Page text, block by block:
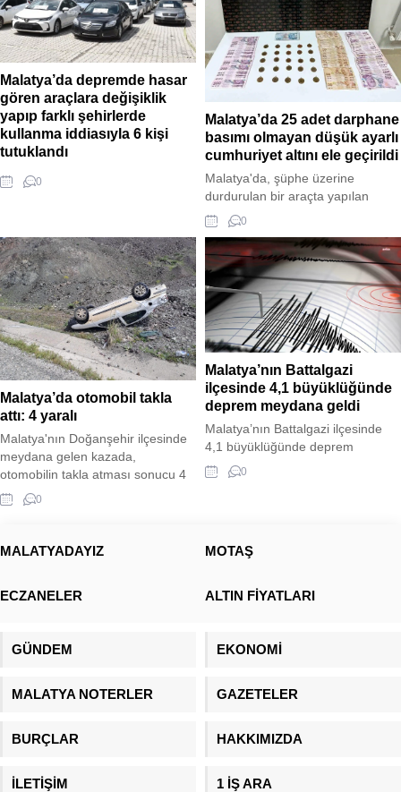
araştırılması talep edildi.
Malatya’da depremde hasar
gören araçlara değişiklik
yapıp farklı şehirlerde
kullanma iddiasıyla 6 kişi
tutuklandı
Malatya'da 6 Şubat depremlerinde
ağır hasar alan araçların motor ve
iddiasıyla gözaltına alınan 12
şüpheliden 6'sı tutuklandı.
Operasyonda, 267 araçtan 47'sine
değişiklik yapıldığı tespit edilmişti.
0
Malatya’da 25 adet darphane
basımı olmayan düşük ayarlı
cumhuriyet altını ele geçirildi
Malatya'da, şüphe üzerine
durdurulan bir araçta yapılan
aramada 25 adet darphane
basımı olmayan düşük ayarlı
cumhuriyet altını ile suçtan elde
edildiği değerlendirilen 43 bin 650
TL para ele geçirildi. Olayda 3
zanlı gözaltına alındı.
0
Malatya’da otomobil takla
attı: 4 yaralı
Malatya'nın Doğanşehir ilçesinde
meydana gelen kazada,
otomobilin takla atması sonucu 4
kişi yaralandı. Otomobil
sürücüsünün direksiyon
kontrolden çıkan araç, şarampole
ardından hastaneye kaldırıldı.
0
Malatya’nın Battalgazi
ilçesinde 4,1 büyüklüğünde
deprem meydana geldi
Malatya’nın Battalgazi ilçesinde
4,1 büyüklüğünde deprem
meydana geldi.
0
MALATYADAYIZ MOTAŞ
ECZANELER ALTIN FİYATLARI
GÜNDEM EKONOMİ
MALATYA NOTERLER GAZETELER
BURÇLAR HAKKIMIZDA
İLETİŞİM 1 İŞ ARA